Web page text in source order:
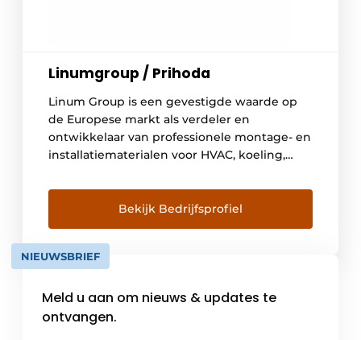
Linumgroup / Prihoda
Linum Group is een gevestigde waarde op
de Europese markt als verdeler en
ontwikkelaar van professionele montage- en
installatiematerialen voor HVAC, koeling,
horeca-en winkelinrichting en intralogistiek.
Bekijk Bedrijfsprofiel
NIEUWSBRIEF
Meld u aan om nieuws & updates te
ontvangen.